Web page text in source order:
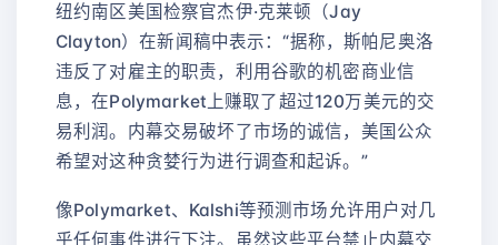
纽约南区美国检察官杰伊·克莱顿（Jay
Clayton）在新闻稿中表示：“据称，斯帕尼奥洛
违反了对雇主的职责，利用谷歌的机密商业信
息，在Polymarket上赚取了超过120万美元的交
易利润。内幕交易破坏了市场的诚信，美国公众
希望对这种贪婪行为进行调查和起诉。”
像Polymarket、Kalshi等预测市场允许用户对几
乎任何事件进行下注。虽然这些平台禁止内幕交